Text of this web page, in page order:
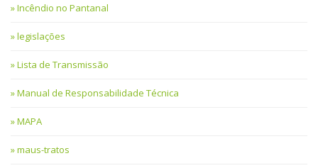
Incêndio no Pantanal
legislações
Lista de Transmissão
Manual de Responsabilidade Técnica
MAPA
maus-tratos